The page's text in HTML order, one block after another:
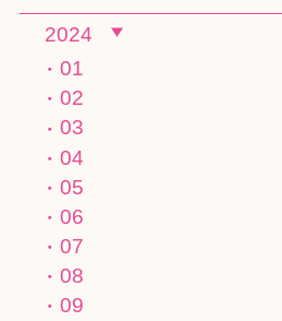
2024
01
02
03
04
05
06
07
08
09